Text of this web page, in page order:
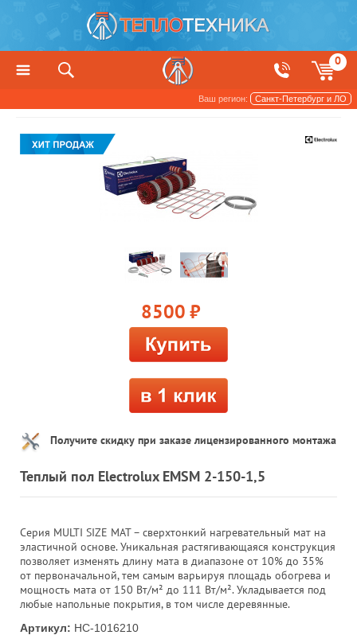
0
Ваш регион: Санкт-Петербург и ЛО
8500 руб.
Получите скидку при заказе лицензированного монтажа
Теплый пол Electrolux EMSM 2-150-1,5
Серия MULTI SIZE MAT – сверхтонкий нагревательный мат на
эластичной основе. Уникальная растягивающаяся конструкция
позволяет изменять длину мата в диапазоне от 10% до 35%
от первоначальной, тем самым варьируя площадь обогрева и
мощность мата от 150 Вт/м² до 111 Вт/м². Укладывается под
любые напольные покрытия, в том числе деревянные.
Артикул: НС-1016210